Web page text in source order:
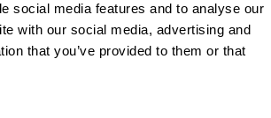
social media features and to analyse our
with our social media, advertising and
that you’ve provided to them or that
Giochi di intelligenza
Giochi Online per la memoria
Giochi Mentali